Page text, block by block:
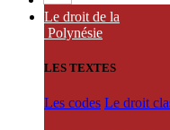
Le droit de la
Polynésie
LES TEXTES
Les codes Le droit